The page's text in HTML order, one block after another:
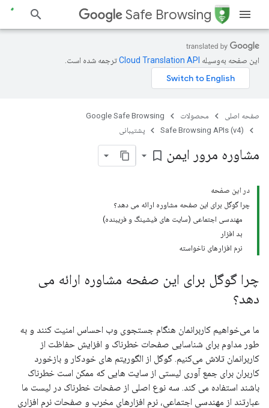
Safe Browsing
این صفحه به‌وسیله ترجمه شده است.
صفحه اصلی محصولات
Google Safe Browsing
Safe Browsing APIs (v4)
پشتیبانی
مشاوره مرور ایمن bookmark_border
در این صفحه
چرا گوگل برای این صفحه مشاوره ارائه می دهد؟
مهندسی اجتماعی (سایت های فیشینگ و فریبنده)
بد افزار
نرم افزارهای ناخواسته
چرا گوگل برای این صفحه مشاوره ارائه می
دهد؟
ما می‌خواهیم کاربرانمان هنگام جستجوی وب احساس امنیت کنند و به
طور مداوم برای شناسایی صفحات خطرناک و افزایش حفاظت از
کاربرانمان تلاش می‌کنیم. گوگل از الگوریتم های خودکار و بازخورد
کاربران برای جمع آوری لیستی از سایت هایی که ممکن است خطرناک
باشند استفاده می کند. سه نوع اصلی از صفحات خطرناک در لیست ما
عبارتند از مهندسی اجتماعی، نرم افزارهای مخرب و صفحات نرم افزاری